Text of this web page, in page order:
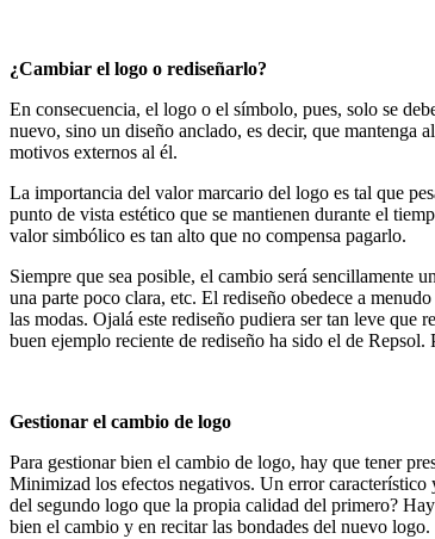
¿Cambiar el logo o rediseñarlo?
En consecuencia, el logo o el símbolo, pues, solo se
nuevo, sino un diseño anclado, es decir, que mantenga
motivos externos al él.
La importancia del valor marcario del logo es tal que
punto de vista estético que se mantienen durante el
valor simbólico es tan alto que no compensa pagarlo.
Siempre que sea posible, el cambio será sencillamente
una parte poco clara, etc. El rediseño obedece a
las modas. Ojalá este rediseño pudiera ser tan leve que
buen ejemplo reciente de rediseño ha sido el de
Gestionar el cambio de logo
Para gestionar bien el cambio de logo, hay que tener
Minimizad los efectos negativos. Un error característico
del segundo logo que la propia calidad del primero?
bien el cambio y en recitar las bondades del nuevo logo.